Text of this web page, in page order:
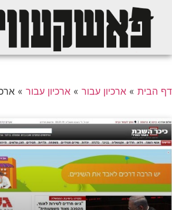
דף הבית » ארכיון עבור » ארכיון עבור »